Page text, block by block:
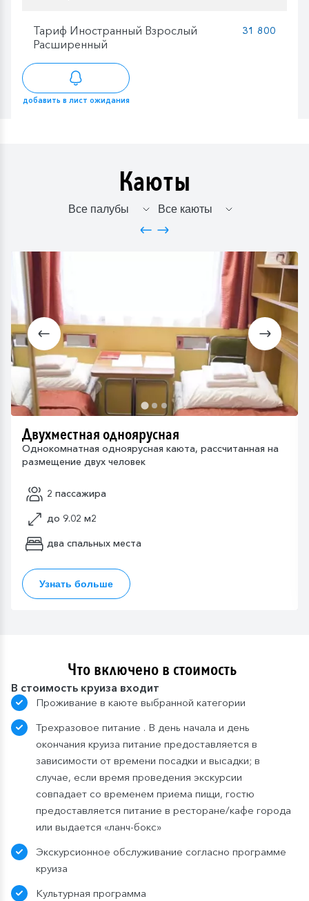
Тариф Иностранный Взрослый
Расширенный
31 800
добавить в лист ожидания
Каюты
Двухместная одноярусная
Однокомнатная одноярусная каюта, рассчитанная на
размещение двух человек
2 пассажира
до 9.02 м2
два спальных места
Узнать больше
Что включено в стоимость
В стоимость круиза входит
Проживание в каюте выбранной категории
Трехразовое питание . В день начала и день
окончания круиза питание предоставляется в
зависимости от времени посадки и высадки; в
случае, если время проведения экскурсии
совпадает со временем приема пищи, гостю
предоставляется питание в ресторане/кафе города
или выдается «ланч-бокс»
Экскурсионное обслуживание согласно программе
круиза
Культурная программа